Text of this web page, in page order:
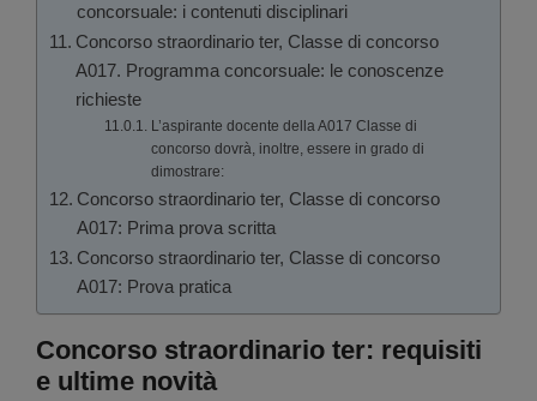
concorsuale: i contenuti disciplinari
Concorso straordinario ter, Classe di concorso
A017. Programma concorsuale: le conoscenze
richieste
L’aspirante docente della A017 Classe di
concorso dovrà, inoltre, essere in grado di
dimostrare:
Concorso straordinario ter, Classe di concorso
A017: Prima prova scritta
Concorso straordinario ter, Classe di concorso
A017: Prova pratica
Concorso straordinario ter: requisiti
e ultime novità